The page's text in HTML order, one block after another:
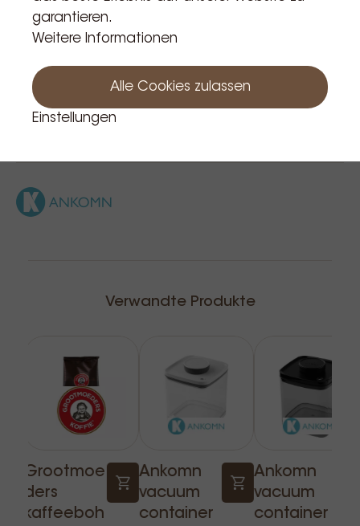
39,00 €
Incl. BTW
Produkt ist auf Lager: 31
Verwandte Produkte
Grootmoe
ders
kaffeeboh
Ankomn
vacuum
container
Ankomn
vacuum
container
garantieren.
Weitere Informationen
Alle Cookies zulassen
Einstellungen